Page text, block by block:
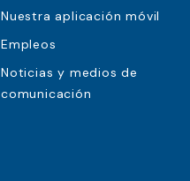
Nuestra aplicación móvil
Empleos
Noticias y medios de
comunicación